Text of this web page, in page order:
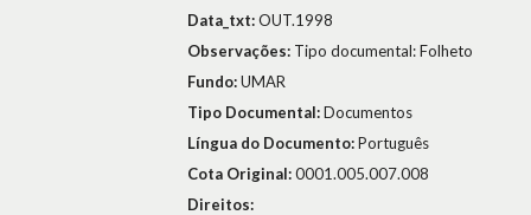
Data_txt:OUT.1998
Observações: Tipo documental: Folheto
Fundo:UMAR
Tipo Documental:Documentos
Língua do Documento:Português
Cota Original:0001.005.007.008
Direitos: